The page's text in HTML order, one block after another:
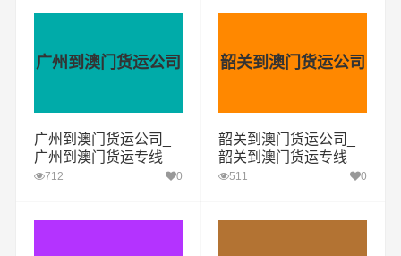
广州到澳门货运公司
广州到澳门货运公司_
广州到澳门货运专线
712 0
韶关到澳门货运公司
韶关到澳门货运公司_
韶关到澳门货运专线
511 0